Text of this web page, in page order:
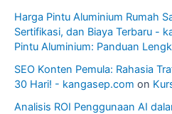
Harga Pintu Aluminium Rumah
Sertifikasi, dan Biaya Terbaru -
Pintu Aluminium: Panduan
SEO Konten Pemula: Rahasia
30 Hari! - kangasep.com on
Analisis ROI Penggunaan AI